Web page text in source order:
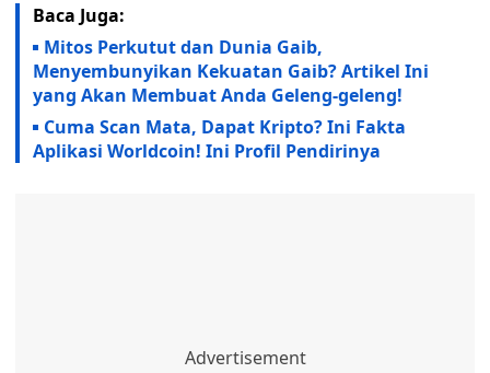
Baca Juga:
Mitos Perkutut dan Dunia Gaib,
Menyembunyikan Kekuatan Gaib? Artikel Ini
yang Akan Membuat Anda Geleng-geleng!
Cuma Scan Mata, Dapat Kripto? Ini Fakta
Aplikasi Worldcoin! Ini Profil Pendirinya